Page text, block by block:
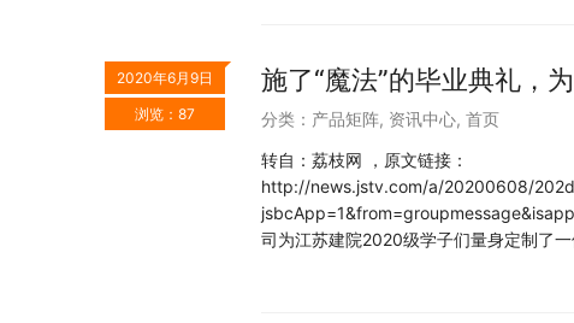
2020年6月9日
浏览：87
施了“魔法”的毕业典礼，
分类： 产品矩阵, 资讯中心, 首页
转自：荔枝网 ，原文链接：
http://news.jstv.com/a/20200608/
司为江苏建院2020级学子们量身定制了